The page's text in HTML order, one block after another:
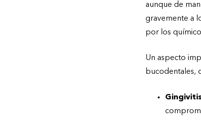
aunque de
gravemente a
por los
Un aspecto
bucodentales,